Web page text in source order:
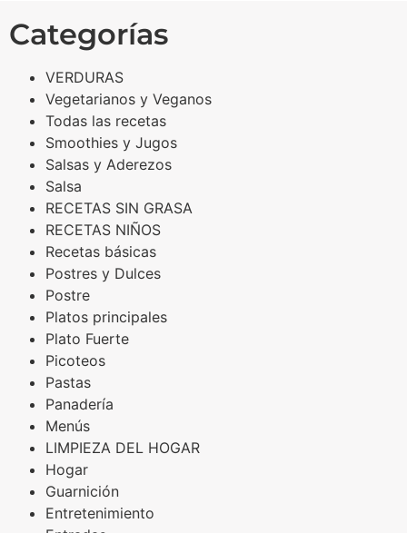
Categorías
VERDURAS
Vegetarianos y Veganos
Todas las recetas
Smoothies y Jugos
Salsas y Aderezos
Salsa
RECETAS SIN GRASA
RECETAS NIÑOS
Recetas básicas
Postres y Dulces
Postre
Platos principales
Plato Fuerte
Picoteos
Pastas
Panadería
Menús
LIMPIEZA DEL HOGAR
Hogar
Guarnición
Entretenimiento